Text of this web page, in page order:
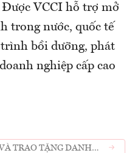
Được VCCI hỗ trợ mở
trong nước, quốc tế
bồi dưỡng, phát
nghiệp cấp cao
TRAO TẶNG DANH